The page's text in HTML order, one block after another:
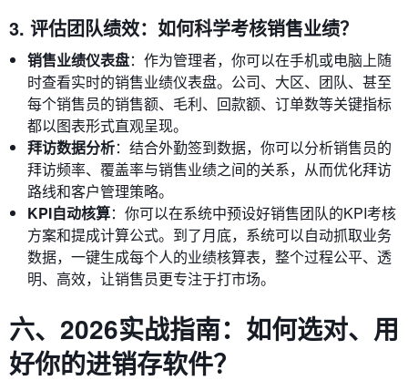
3. 评估团队绩效：如何科学考核销售业绩？
销售业绩仪表盘：作为管理者，你可以在手机或电脑上随
时查看实时的销售业绩仪表盘。公司、大区、团队、甚至
每个销售员的销售额、毛利、回款额、订单数等关键指标
都以图表形式直观呈现。
拜访数据分析：结合外勤签到数据，你可以分析销售员的
拜访频率、覆盖率与销售业绩之间的关系，从而优化拜访
路线和客户管理策略。
KPI自动核算：你可以在系统中预设好销售团队的KPI考核
方案和提成计算公式。到了月底，系统可以自动抓取业务
数据，一键生成每个人的业绩核算表，整个过程公平、透
明、高效，让销售员更专注于打市场。
六、2026实战指南：如何选对、用
好你的进销存软件？